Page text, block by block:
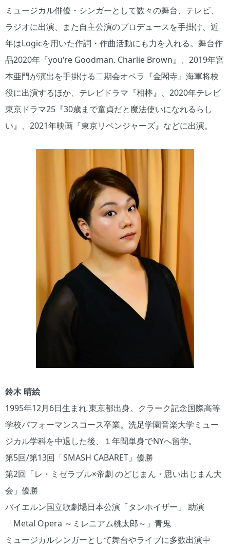
ミュージカル俳優・シンガーとして数々の舞台、テレビ、
ラジオに出演、また自主公演のプロデュースを手掛け、近
年はLogicを用いた作詞・作曲活動にも力を入れる。舞台作
品2020年『you‘re Goodman. Charlie Brown』、2019年宮
本亜門が演出を手掛ける二期会オペラ『金閣寺』海軍将校
役に出演するほか、テレビドラマ『相棒』、2020年テレビ
東京ドラマ25『30歳まで童貞だと魔法使いになれるらし
い』、2021年映画『東京リベンジャーズ』などに出演。
鈴木 晴絵
1995年12月6日生まれ 東京都出身。クラーク記念国際高等
学校パフォーマンスコース卒業。洗足学園音楽大学ミュー
ジカル学科を中退した後、１年間単身でNYへ留学。
第5回/第13回「SMASH CABARET」優勝
第2回「レ・ミゼラブル×帝劇 のどじまん・思い出じまん大
会」優勝
バイエルン国立歌劇場日本公演「タンホイザー」 助演
「Metal Opera ～ミレニアム桃太郎～」青鬼
ミュージカルシンガーとして舞台やライブに多数出演中